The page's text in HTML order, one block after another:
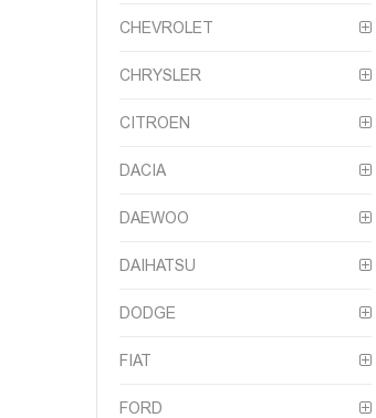
CHEVROLET
CHRYSLER
CITROEN
DACIA
DAEWOO
DAIHATSU
DODGE
FIAT
FORD